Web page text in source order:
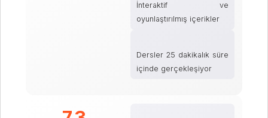
İnteraktif ve
oyunlaştırılmış içerikler
Dersler 25 dakikalık süre
içinde gerçekleşiyor